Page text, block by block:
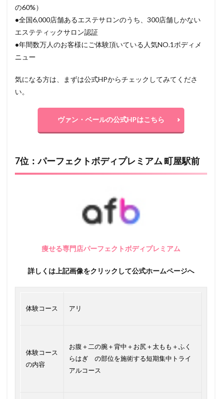
の60%）
●全国6,000店舗あるエステサロンのうち、300店舗しかない
エステティックサロン認証
●年間数万人のお客様にご体験頂いている人気NO.1ボディメ
ニュー
気になる方は、まずは公式HPからチェックしてみてくださ
い。
ヴァン・ベールの公式HPはこちら
7位：パーフェクトボディプレミアム 町屋駅前
痩せる専門店パーフェクトボディプレミアム
詳しくは上記画像をクリックして公式ホームページへ
体験コース アリ
体験コース
の内容
お腹＋二の腕＋背中＋お尻＋太もも＋ふく
らはぎ の部位を施術する短期集中トライ
アルコース